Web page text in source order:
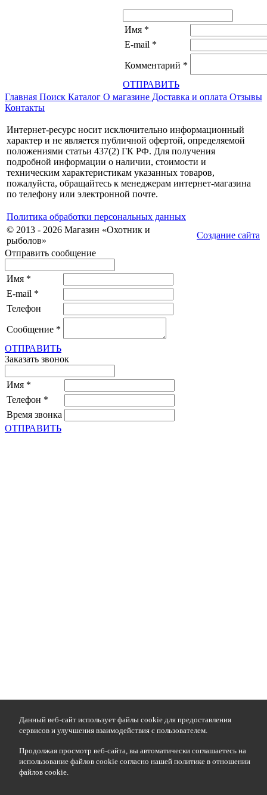
Имя *
E-mail *
Комментарий *
ОТПРАВИТЬ
Главная Поиск Каталог О магазине Доставка и оплата Отзывы
Контакты
Интернет-ресурс носит исключительно информационный
характер и не является публичной офертой, определяемой
положениями статьи 437(2) ГК РФ. Для получения
подробной информации о наличии, стоимости и
техническим характеристикам указанных товаров,
пожалуйста, обращайтесь к менеджерам интернет-магазина
по телефону или электронной почте.
Политика обработки персональных данных
© 2013 - 2026 Магазин «Охотник и
рыболов»
Создание сайта
Отправить сообщение
Имя *
E-mail *
Телефон
Сообщение *
ОТПРАВИТЬ
Заказать звонок
Имя *
Телефон *
Время звонка
ОТПРАВИТЬ
Данный веб-сайт использует файлы cookie для предоставления
сервисов и улучшения взаимодействия с пользователем.
Продолжая просмотр веб-сайта, вы автоматически соглашаетесь на
использование файлов cookie согласно нашей политике в отношении
файлов cookie.